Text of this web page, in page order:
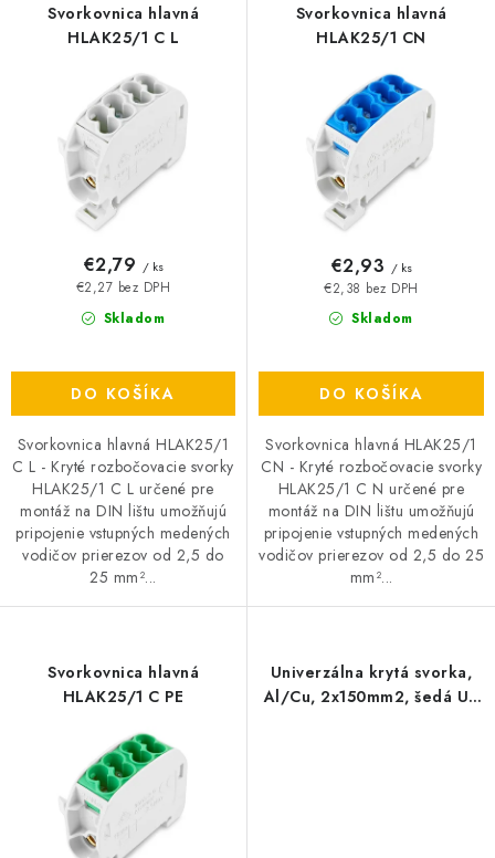
Obchodné podmienky
Reklamačný poriadok
Svorkovnica hlavná
HLAK25/1 C L
Skladom
€2,27 bez DPH
€2,79 / ks
DO KOŠÍKA
Svorkovnica hlavná HLAK25/1
C L - Kryté rozbočovacie svorky
HLAK25/1 C L určené pre
montáž na DIN lištu umožňujú
pripojenie vstupných medených
vodičov prierezov od 2,5 do
25 mm²...
Svorkovnica hlavná
HLAK25/1 CN
Skladom
€2,38 bez DPH
€2,93 / ks
DO KOŠÍKA
Svorkovnica hlavná HLAK25/1
CN - Kryté rozbočovacie svorky
HLAK25/1 C N určené pre
montáž na DIN lištu umožňujú
pripojenie vstupných medených
vodičov prierezov od 2,5 do 25
mm²...
Svorkovnica hlavná
HLAK25/1 C PE
Univerzálna krytá svorka,
Al/Cu, 2x150mm2, šedá UK